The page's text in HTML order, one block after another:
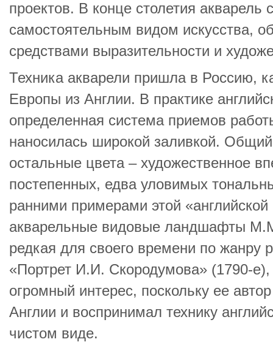
проектов. В конце столетия акварель
самостоятельным видом искусства,
средствами выразительности и
Техника акварели пришла в Россию,
Европы из Англии. В практике
определенная система приемов
наносилась широкой заливкой.
остальные цвета – художественное
постепенных, едва уловимых
ранними примерами этой
акварельные видовые ландшафты
редкая для своего времени по жанру
«Портрет И.И. Скородумова» (1790-
огромный интерес, поскольку ее
Англии и воспринимал технику
чистом виде.